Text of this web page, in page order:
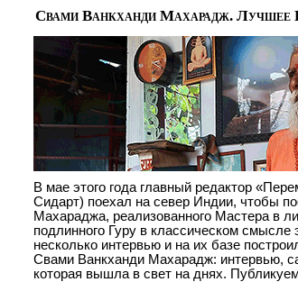
Свами Ванкханди Махарадж. Лучшее
В мае этого года главный редактор
Сидарт) поехал на север Индии, чтобы
Махараджа, реализованного Мастера в
подлинного Гуру в классическом смысле
несколько интервью и на их базе
Свами Ванкханди Махарадж: интервью,
которая вышла в свет на днях.